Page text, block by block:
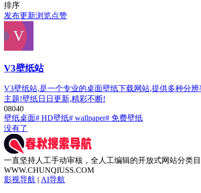
排序
发布更新浏览点赞
V3壁纸站
V3壁纸站,是一个专业的桌面壁纸下载网站,提供多种分
主题!壁纸日日更新,精彩不断!
08040
壁纸桌面# HD壁纸# wallpaper# 免费壁纸
没有了
一直坚持人工手动审核，全人工编辑的开放式网站分类
WWW.CHUNQIUSS.COM
影视导航 | AI导航